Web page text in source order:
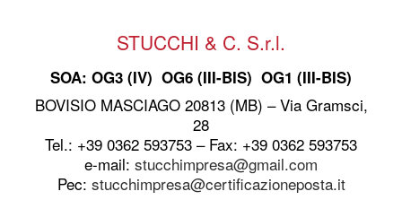
STUCCHI & C. S.r.l.
SOA: OG3 (IV) OG6 (III-BIS) OG1 (III-BIS)
BOVISIO MASCIAGO 20813 (MB) – Via Gramsci,
28
Tel.: +39 0362 593753 – Fax: +39 0362 593753
e-mail: stucchimpresa@gmail.com
Pec: stucchimpresa@certificazioneposta.it